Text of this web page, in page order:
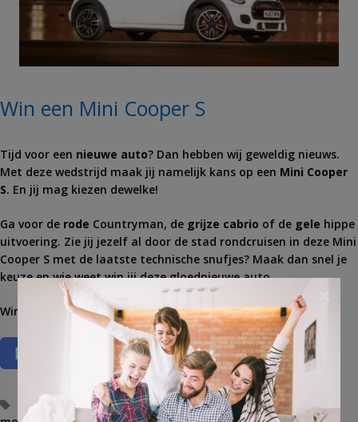
Win een Mini Cooper S
Tijd voor een nieuwe auto? Dan hebben wij geweldig nieuws.
Met deze wedstrijd maak jij namelijk kans op een Mini Cooper
S. En jij mag kiezen dewelke!
Ga voor de rode Countryman, de grijze cabrio of de gele hippe
uitvoering. Zie jij jezelf al door de stad rondcruisen in deze Mini
Cooper S met de laatste technische snufjes? Maak dan snel je
keuze en wie weet win jij deze gloednieuwe auto.
Win een Mini Cooper S naar keuze.
auto auto winnen,automodellen,car,mini,mini cooper,